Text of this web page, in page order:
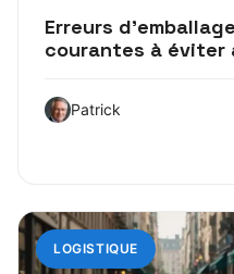
Erreurs
courantes à éviter
Patrick
LOGISTIQUE